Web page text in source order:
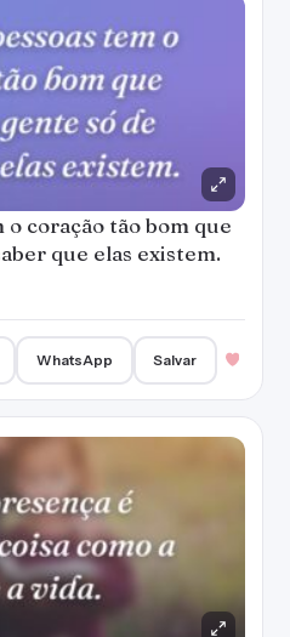
o coração tão bom que
que elas existem.
WhatsApp Salvar